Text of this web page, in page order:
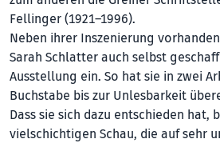
Fellinger (1921–1996).
Neben ihrer Inszenierung
Sarah Schlatter auch selbst
Ausstellung ein. So hat sie in zwei
Buchstabe bis zur Unlesbarkeit
Dass sie sich dazu entschieden hat,
vielschichtigen Schau, die auf sehr